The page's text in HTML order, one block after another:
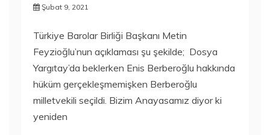
Şubat 9, 2021
Türkiye Barolar Birliği Başkanı Metin
Feyzioğlu’nun açıklaması şu şekilde; Dosya
Yargıtay’da beklerken Enis Berberoğlu hakkında
hüküm gerçekleşmemişken Berberoğlu
milletvekili seçildi. Bizim Anayasamız diyor ki
yeniden